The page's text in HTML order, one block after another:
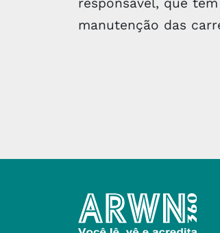
manutenção das